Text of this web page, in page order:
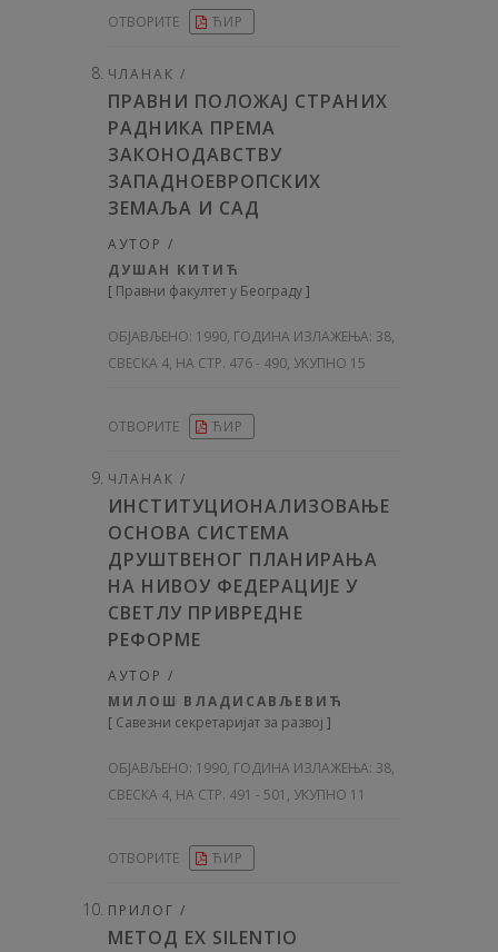
ОТВОРИТЕ ЋИР
ЧЛАНАК /
ПРАВНИ ПОЛОЖАЈ СТРАНИХ
РАДНИКА ПРЕМА
ЗАКОНОДАВСТВУ
ЗАПАДНОЕВРОПСКИХ
ЗЕМАЉА И САД
АУТОР /
ДУШАН КИТИЋ
[ Правни факултет у Београду]
ОБЈАВЉЕНО: 1990, ГОДИНА ИЗЛАЖЕЊА: 38,
СВЕСКА 4, НА СТР. 476 - 490, УКУПНО 15
ОТВОРИТЕ ЋИР
ЧЛАНАК /
ИНСТИТУЦИОНАЛИЗОВАЊЕ
ОСНОВА СИСТЕМА
ДРУШТВЕНОГ ПЛАНИРАЊА
НА НИВОУ ФЕДЕРАЦИЈЕ У
СВЕТЛУ ПРИВРЕДНЕ
РЕФОРМЕ
АУТОР /
МИЛОШ ВЛАДИСАВЉЕВИЋ
[ Савезни секретаријат за развој ]
ОБЈАВЉЕНО: 1990, ГОДИНА ИЗЛАЖЕЊА: 38,
СВЕСКА 4, НА СТР. 491 - 501, УКУПНО 11
ОТВОРИТЕ ЋИР
ПРИЛОГ /
МЕТОД ЕХ SILENTIO